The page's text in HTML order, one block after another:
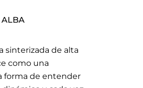
ALBA
sinterizada de alta
como una
forma de entender